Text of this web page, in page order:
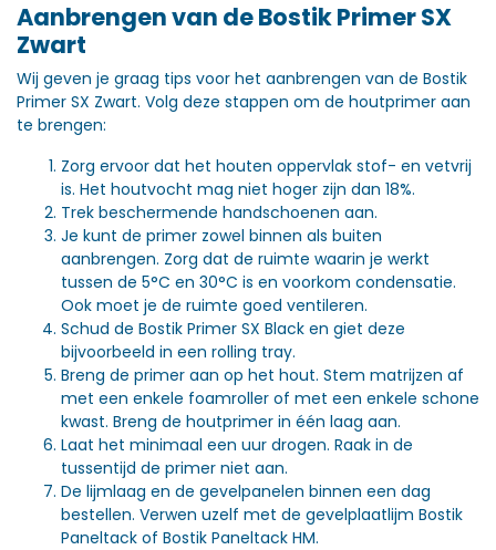
Aanbrengen van de Bostik Primer SX
Zwart
Wij geven je graag tips voor het aanbrengen van de Bostik
Primer SX Zwart. Volg deze stappen om de houtprimer aan
te brengen:
Zorg ervoor dat het houten oppervlak stof- en vetvrij
is. Het houtvocht mag niet hoger zijn dan 18%.
Trek beschermende handschoenen aan.
Je kunt de primer zowel binnen als buiten
aanbrengen. Zorg dat de ruimte waarin je werkt
tussen de 5°C en 30°C is en voorkom condensatie.
Ook moet je de ruimte goed ventileren.
Schud de Bostik Primer SX Black en giet deze
bijvoorbeeld in een rolling tray.
Breng de primer aan op het hout. Stem matrijzen af ​​
met een enkele foamroller of met een enkele schone
kwast. Breng de houtprimer in één laag aan.
Laat het minimaal een uur drogen. Raak in de
tussentijd de primer niet aan.
De lijmlaag en de gevelpanelen binnen een dag
bestellen. Verwen uzelf met de gevelplaatlijm Bostik
Paneltack of Bostik Paneltack HM.